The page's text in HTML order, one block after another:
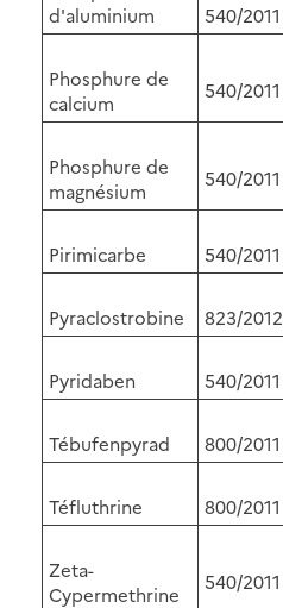
d'aluminium
540/2011
Phosphure de
calcium
540/2011
Phosphure de
magnésium
540/2011
Pirimicarbe 540/2011
Pyraclostrobine 823/2012
Pyridaben 540/2011
Tébufenpyrad 800/2011
Téfluthrine 800/2011
Zeta-
Cypermethrine
540/2011